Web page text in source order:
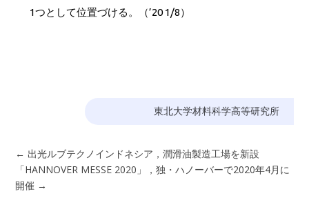
1つとして位置づける。（’20 1/8）
東北大学材料科学高等研究所
← 出光ルブテクノインドネシア，潤滑油製造工場を新設
「HANNOVER MESSE 2020」，独・ハノーバーで2020年4月に
開催 →